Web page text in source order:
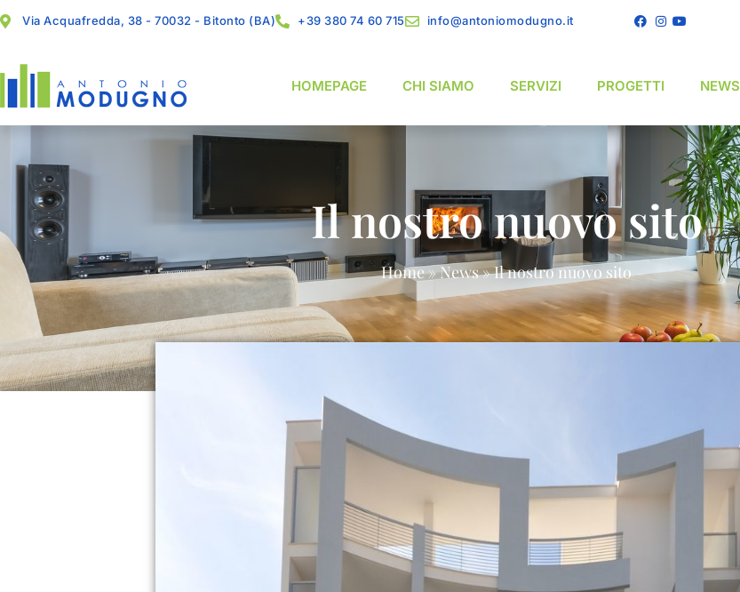
Via Acquafredda, 38 - 70032 - Bitonto (BA) +39 380 74 60 715 info@antoniomodugno.it
HOMEPAGE CHI SIAMO SERVIZI PROGETTI NEWS
Il nostro nuovo sito
Home»News»Il nostro nuovo sito